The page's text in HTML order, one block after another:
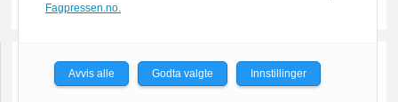
Fagpressen.no.
Avvis alle Godta valgte Innstillinger